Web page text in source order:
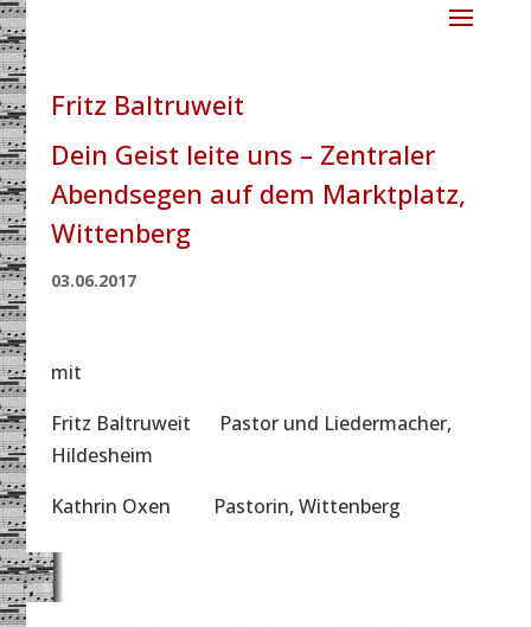
Fritz Baltruweit
Dein Geist leite uns – Zentraler
Abendsegen auf dem Marktplatz,
Wittenberg
03.06.2017
mit
Fritz Baltruweit Pastor und Liedermacher,
Hildesheim
Kathrin Oxen Pastorin, Wittenberg